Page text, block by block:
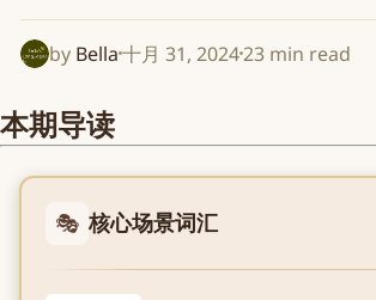
by Bella十月 31, 202423 min read
本期导读
🎭 核心场景词汇